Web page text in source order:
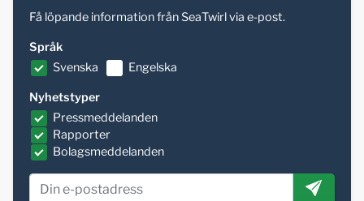
Få löpande information från SeaTwirl via e-post.
Språk
Svenska
Engelska
Nyhetstyper
Pressmeddelanden
Rapporter
Bolagsmeddelanden